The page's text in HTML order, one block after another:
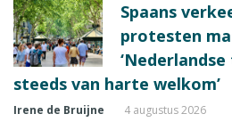
Spaans
protesten
steeds van harte welkom’
Irene de Bruijne 4 augustus 2026